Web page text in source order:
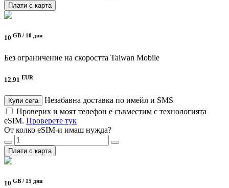
Плати с карта
10 GB / 10 дни
Без ограничение на скоростта Taiwan Mobile
12.91 EUR
Купи сега
Незабавна доставка по имейл и SMS
Проверих и моят телефон е съвместим с технологията
eSIM. Проверете тук
От колко eSIM-и имаш нужда?
Плати с карта
10 GB / 15 дни